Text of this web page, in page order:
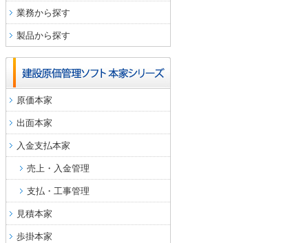
業務から探す
製品から探す
原価本家
出面本家
入金支払本家
売上・入金管理
支払・工事管理
見積本家
歩掛本家